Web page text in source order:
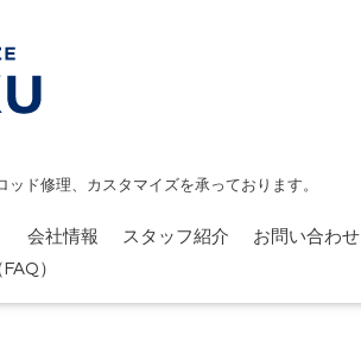
ド修理、カスタマイズを承っております。
会社情報 スタッフ紹介
お問い合わせ
）